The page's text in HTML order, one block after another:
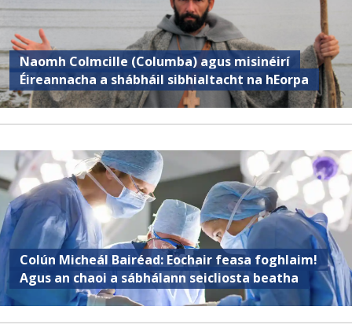
Naomh Colmcille (Columba) agus misinéirí
Éireannacha a shábháil sibhialtacht na hEorpa
Colún Micheál Bairéad: Eochair feasa foghlaim!
Agus an chaoi a sábhálann seicliosta beatha